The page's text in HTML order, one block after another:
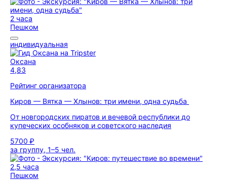
2 часа
Пешком
индивидуальная
Оксана
4,83
Рейтинг организатора
Киров — Вятка — Хлынов: три имени, одна судьба
От новгородских пиратов и вечевой республики до
купеческих особняков и советского наследия
5700 ₽
за группу, 1–5 чел.
2,5 часа
Пешком